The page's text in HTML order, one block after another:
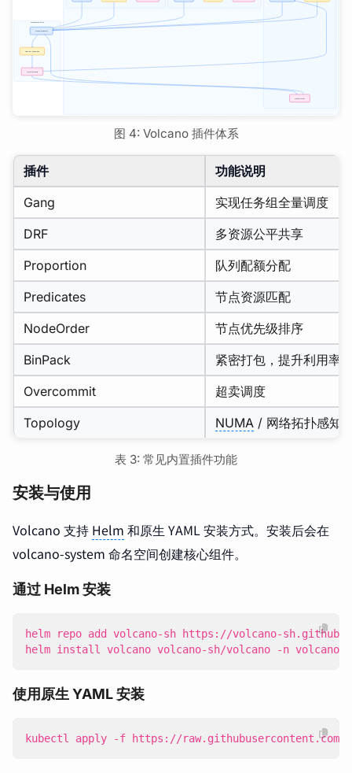
图 4: Volcano 插件体系
插件
功能说明
Gang
实现任务组全量调度
DRF
多资源公平共享
Proportion
队列配额分配
Predicates
节点资源匹配
NodeOrder
节点优先级排序
BinPack
紧密打包，提升利用率
Overcommit
超卖调度
Topology
NUMA / 网络拓扑感知
表 3: 常见内置插件功能
安装与使用
Volcano 支持 Helm 和原生 YAML 安装方式。安装后会在
volcano-system 命名空间创建核心组件。
通过 Helm 安装
helm install volcano volcano-sh/volcano -n volcano-
使用原生 YAML 安装
kubectl apply -f https://raw.githubusercontent.com/